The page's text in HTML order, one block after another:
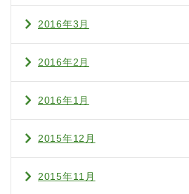
2016年3月
2016年2月
2016年1月
2015年12月
2015年11月